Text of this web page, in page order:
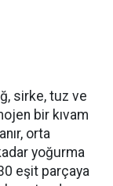
sirke, tuz ve
bir kıvam
orta
yoğurma
eşit parçaya